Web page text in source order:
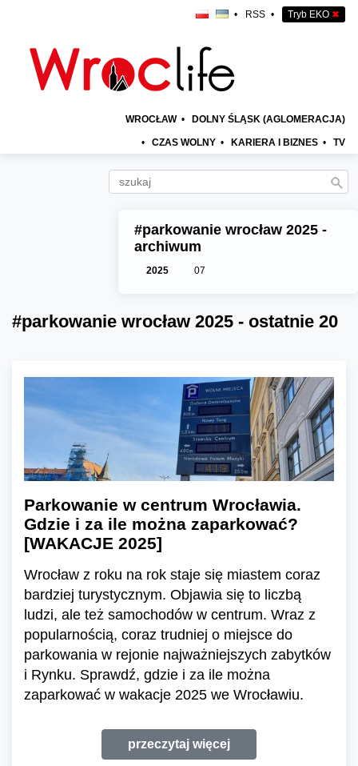
• RSS • Tryb EKO ✖
WROCŁAW • DOLNY ŚLĄSK (AGLOMERACJA)
• CZAS WOLNY • KARIERA I BIZNES • TV
#parkowanie wrocław 2025 -
archiwum
2025 07
#parkowanie wrocław 2025 - ostatnie 20
Parkowanie w centrum Wrocławia.
Gdzie i za ile można zaparkować?
[WAKACJE 2025]
Wrocław z roku na rok staje się miastem coraz
bardziej turystycznym. Objawia się to liczbą
ludzi, ale też samochodów w centrum. Wraz z
popularnością, coraz trudniej o miejsce do
parkowania w rejonie najważniejszych zabytków
i Rynku. Sprawdź, gdzie i za ile można
zaparkować w wakacje 2025 we Wrocławiu.
przeczytaj więcej